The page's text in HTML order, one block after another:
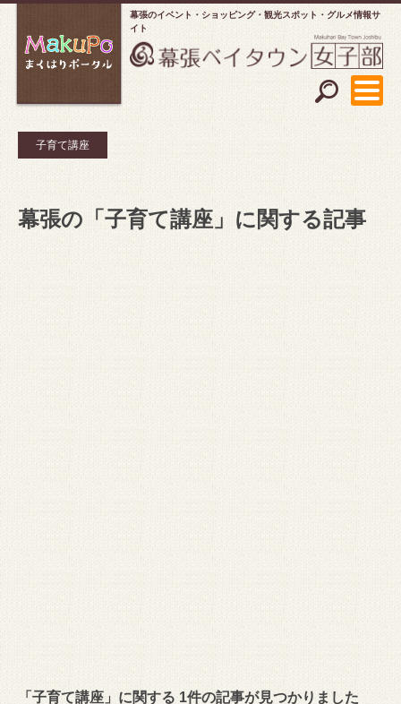
幕張のイベント・ショッピング
観光スポット・グルメ情報サ
イト
子育て講座
幕張の「子育て講座」に関する記事
「子育て講座」に関する 1件の記事が見つかりました